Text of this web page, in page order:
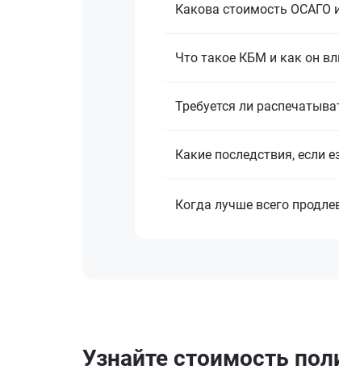
Какова стоимость ОСАГО
Что такое КБМ и как он
Требуется ли
Какие последствия, если
Когда лучше всего
Узнайте стоимость